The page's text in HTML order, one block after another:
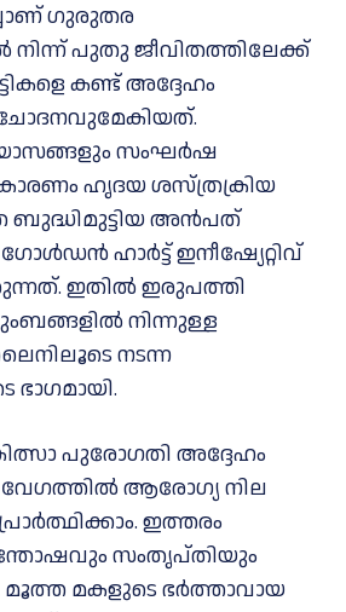
ഗുരുതര
പുതു ജീവിതത്തിലേക്ക്
കണ്ട് അദ്ദേഹം
സംഘർഷ
ഹൃദയ ശസ്ത്രക്രിയ
ബുദ്ധിമുട്ടിയ അൻപത്
ഹാർട്ട് ഇനീഷ്യേറ്റിവ്
ഇതിൽ ഇരുപത്തി
നിന്നുള്ള
നടന്ന
പുരോഗതി അദ്ദേഹം
വേഗത്തിൽ ആരോഗ്യ നില
ഇത്തരം
സംതൃപ്തിയും
മകളുടെ ഭർത്താവായ